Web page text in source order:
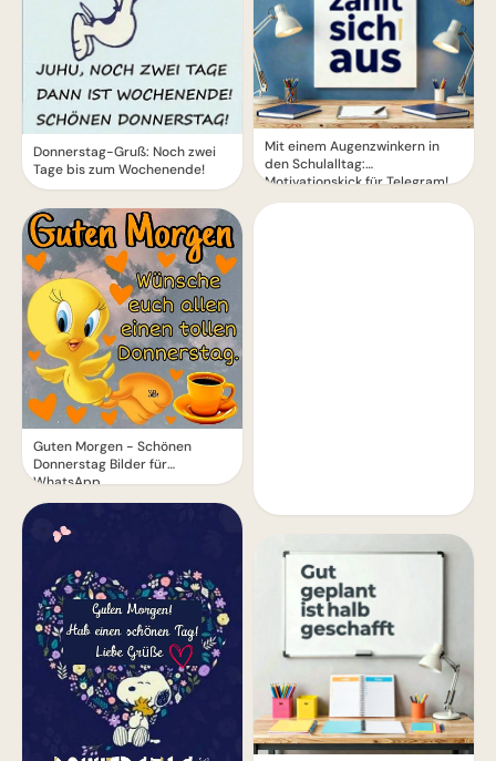
Donnerstag-Gruß: Noch zwei
Tage bis zum Wochenende!
Guten Morgen - Schönen
Donnerstag Bilder für
WhatsApp
Mit einem Augenzwinkern in
den Schulalltag:
Motivationskick für Telegram!